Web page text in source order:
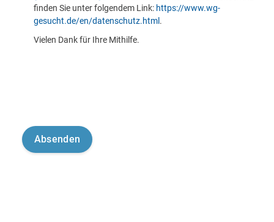
finden Sie unter folgendem Link: https://www.wg-
gesucht.de/en/datenschutz.html .
Vielen Dank für Ihre Mithilfe.